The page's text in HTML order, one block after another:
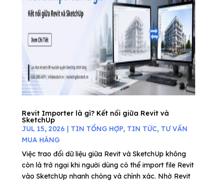
Revit Importer là gì? Kết nối giữa Revit và
SketchUp
JUL 15, 2026 | TIN TỔNG HỢP, TIN TỨC, TƯ VẤN
MUA HÀNG
Việc trao đổi dữ liệu giữa Revit và SketchUp không
còn là trở ngại khi người dùng có thể import file Revit
vào SketchUp nhanh chóng và chính xác. Nhờ Revit